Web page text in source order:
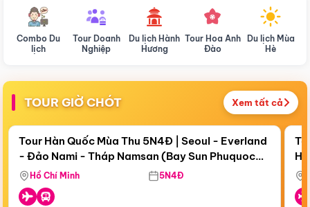
Combo Du
lịch
Tour Doanh
Nghiệp
Du lịch Hành
Hương
Tour Hoa Anh
Đào
Du lịch Mùa
Hè
TOUR GIỜ CHÓT Xem tất cả
Còn17 ngày 18:53:20
Bay Sun Phuquoc Airways
Điểm nổi bật
Tour Hàn Quốc Mùa Thu 5N4Đ | Seoul - Everland
- Đảo Nami - Tháp Namsan (Bay Sun Phuquoc
Airways)
Hồ Chí Minh 5N4Đ